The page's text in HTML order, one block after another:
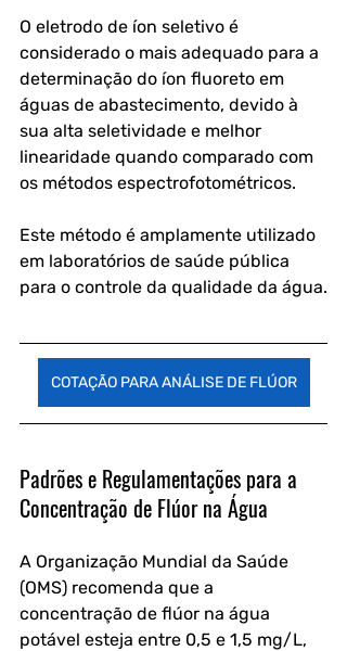
O eletrodo de íon seletivo é
considerado o mais adequado para a
determinação do íon fluoreto em
águas de abastecimento, devido à
sua alta seletividade e melhor
linearidade quando comparado com
os métodos espectrofotométricos.
Este método é amplamente utilizado
em laboratórios de saúde pública
para o controle da qualidade da água.
COTAÇÃO PARA ANÁLISE DE FLÚOR
Padrões e Regulamentações para a
Concentração de Flúor na Água
A Organização Mundial da Saúde
(OMS) recomenda que a
concentração de flúor na água
potável esteja entre 0,5 e 1,5 mg/L,